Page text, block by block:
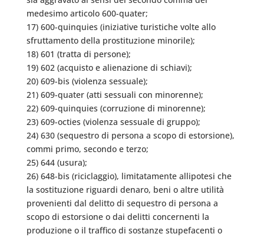
medesimo articolo 600-quater;
17) 600-quinquies (iniziative turistiche volte allo
sfruttamento della prostituzione minorile);
18) 601 (tratta di persone);
19) 602 (acquisto e alienazione di schiavi);
20) 609-bis (violenza sessuale);
21) 609-quater (atti sessuali con minorenne);
22) 609-quinquies (corruzione di minorenne);
23) 609-octies (violenza sessuale di gruppo);
24) 630 (sequestro di persona a scopo di estorsione),
commi primo, secondo e terzo;
25) 644 (usura);
26) 648-bis (riciclaggio), limitatamente allipotesi che
la sostituzione riguardi denaro, beni o altre utilità
provenienti dal delitto di sequestro di persona a
scopo di estorsione o dai delitti concernenti la
produzione o il traffico di sostanze stupefacenti o